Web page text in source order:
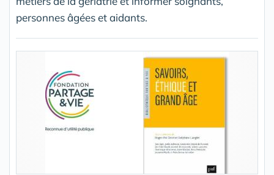
personnes âgées et aidants.